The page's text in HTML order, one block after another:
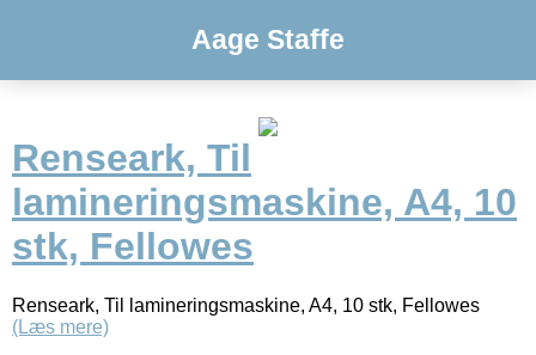
Aage Staffe
Renseark, Til
lamineringsmaskine, A4, 10
stk, Fellowes
Renseark, Til lamineringsmaskine, A4, 10 stk, Fellowes
(Læs mere)